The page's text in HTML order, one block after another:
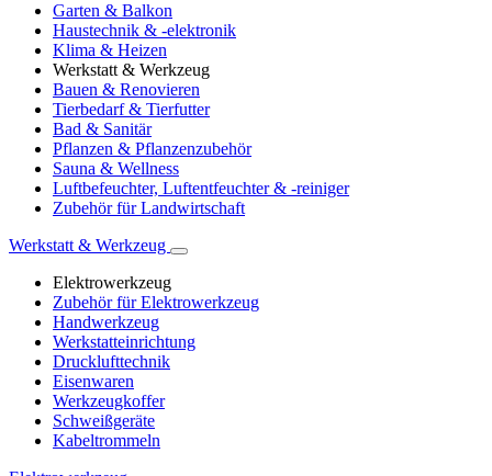
Garten & Balkon
Haustechnik & -elektronik
Klima & Heizen
Werkstatt & Werkzeug
Bauen & Renovieren
Tierbedarf & Tierfutter
Bad & Sanitär
Pflanzen & Pflanzenzubehör
Sauna & Wellness
Luftbefeuchter, Luftentfeuchter & -reiniger
Zubehör für Landwirtschaft
Werkstatt & Werkzeug
Elektrowerkzeug
Zubehör für Elektrowerkzeug
Handwerkzeug
Werkstatteinrichtung
Drucklufttechnik
Eisenwaren
Werkzeugkoffer
Schweißgeräte
Kabeltrommeln